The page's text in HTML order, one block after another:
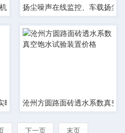
扬尘噪声在线监控、车载扬尘
时监测系统出厂价价格
沧州方圆路面砖透水系数真空
下一页 末页